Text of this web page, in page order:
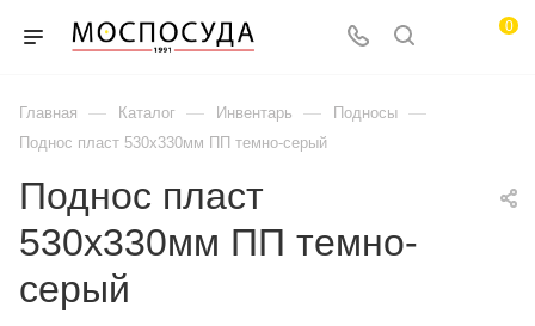
0
Главная — Каталог — Инвентарь — Подносы —
Поднос пласт 530х330мм ПП темно-серый
Поднос пласт
530х330мм ПП темно-
серый